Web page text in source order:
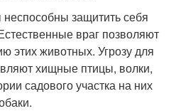
защитить себя
враг позволяют
этих животных. Угрозу для
хищные птицы, волки,
садового участка на них